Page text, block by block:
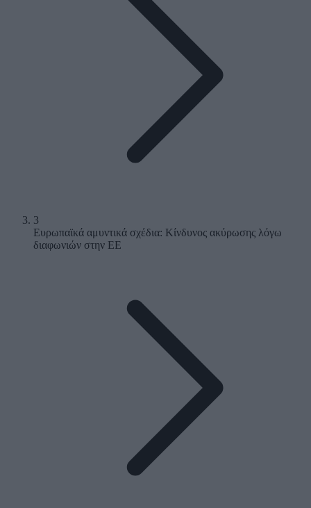
3
Ευρωπαϊκά αμυντικά σχέδια: Κίνδυνος ακύρωσης λόγω
διαφωνιών στην ΕΕ